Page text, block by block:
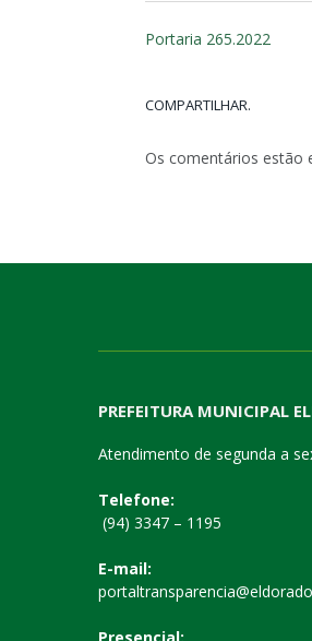
Portaria 265.2022
COMPARTILHAR.
Os comentários estão
PREFEITURA MUNICIPAL
Atendimento de segunda a
Telefone:
(94) 3347 – 1195
E-mail: